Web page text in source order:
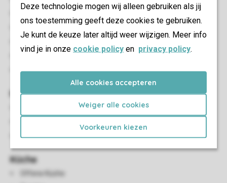
Deze technologie mogen wij alleen gebruiken als jij
ons toestemming geeft deze cookies te gebruiken.
Je kunt de keuze later altijd weer wijzigen. Meer info
vind je in onze cookie policy en privacy policy.
Alle cookies accepteren
Weiger alle cookies
Voorkeuren kiezen
Smart-TV
Streamingdienste verfügbar
Kinder-Einrichtungen
Ein Reisebett (auf Anfrage)
Treppengitter
Küche
Offene Küche